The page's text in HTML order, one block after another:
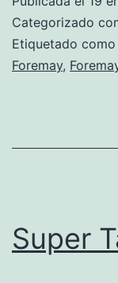
Categorizado
Etiquetado como
Foremay,
Super